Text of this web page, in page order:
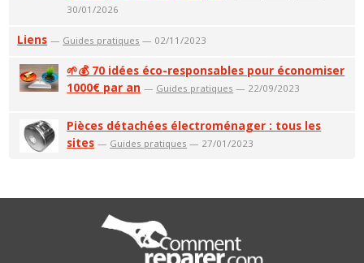
30/01/2026
Liens — Guides pratiques — 02/11/2023
🌱💰 70 idées éco-responsables pour économiser
1000€ par an — Guides pratiques — 22/09/2023
Pièces détachées électroménager : tous les
sites — Guides pratiques — 27/01/2023